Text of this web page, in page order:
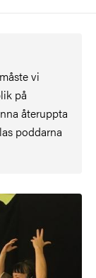
vi
på
återuppta
poddarna